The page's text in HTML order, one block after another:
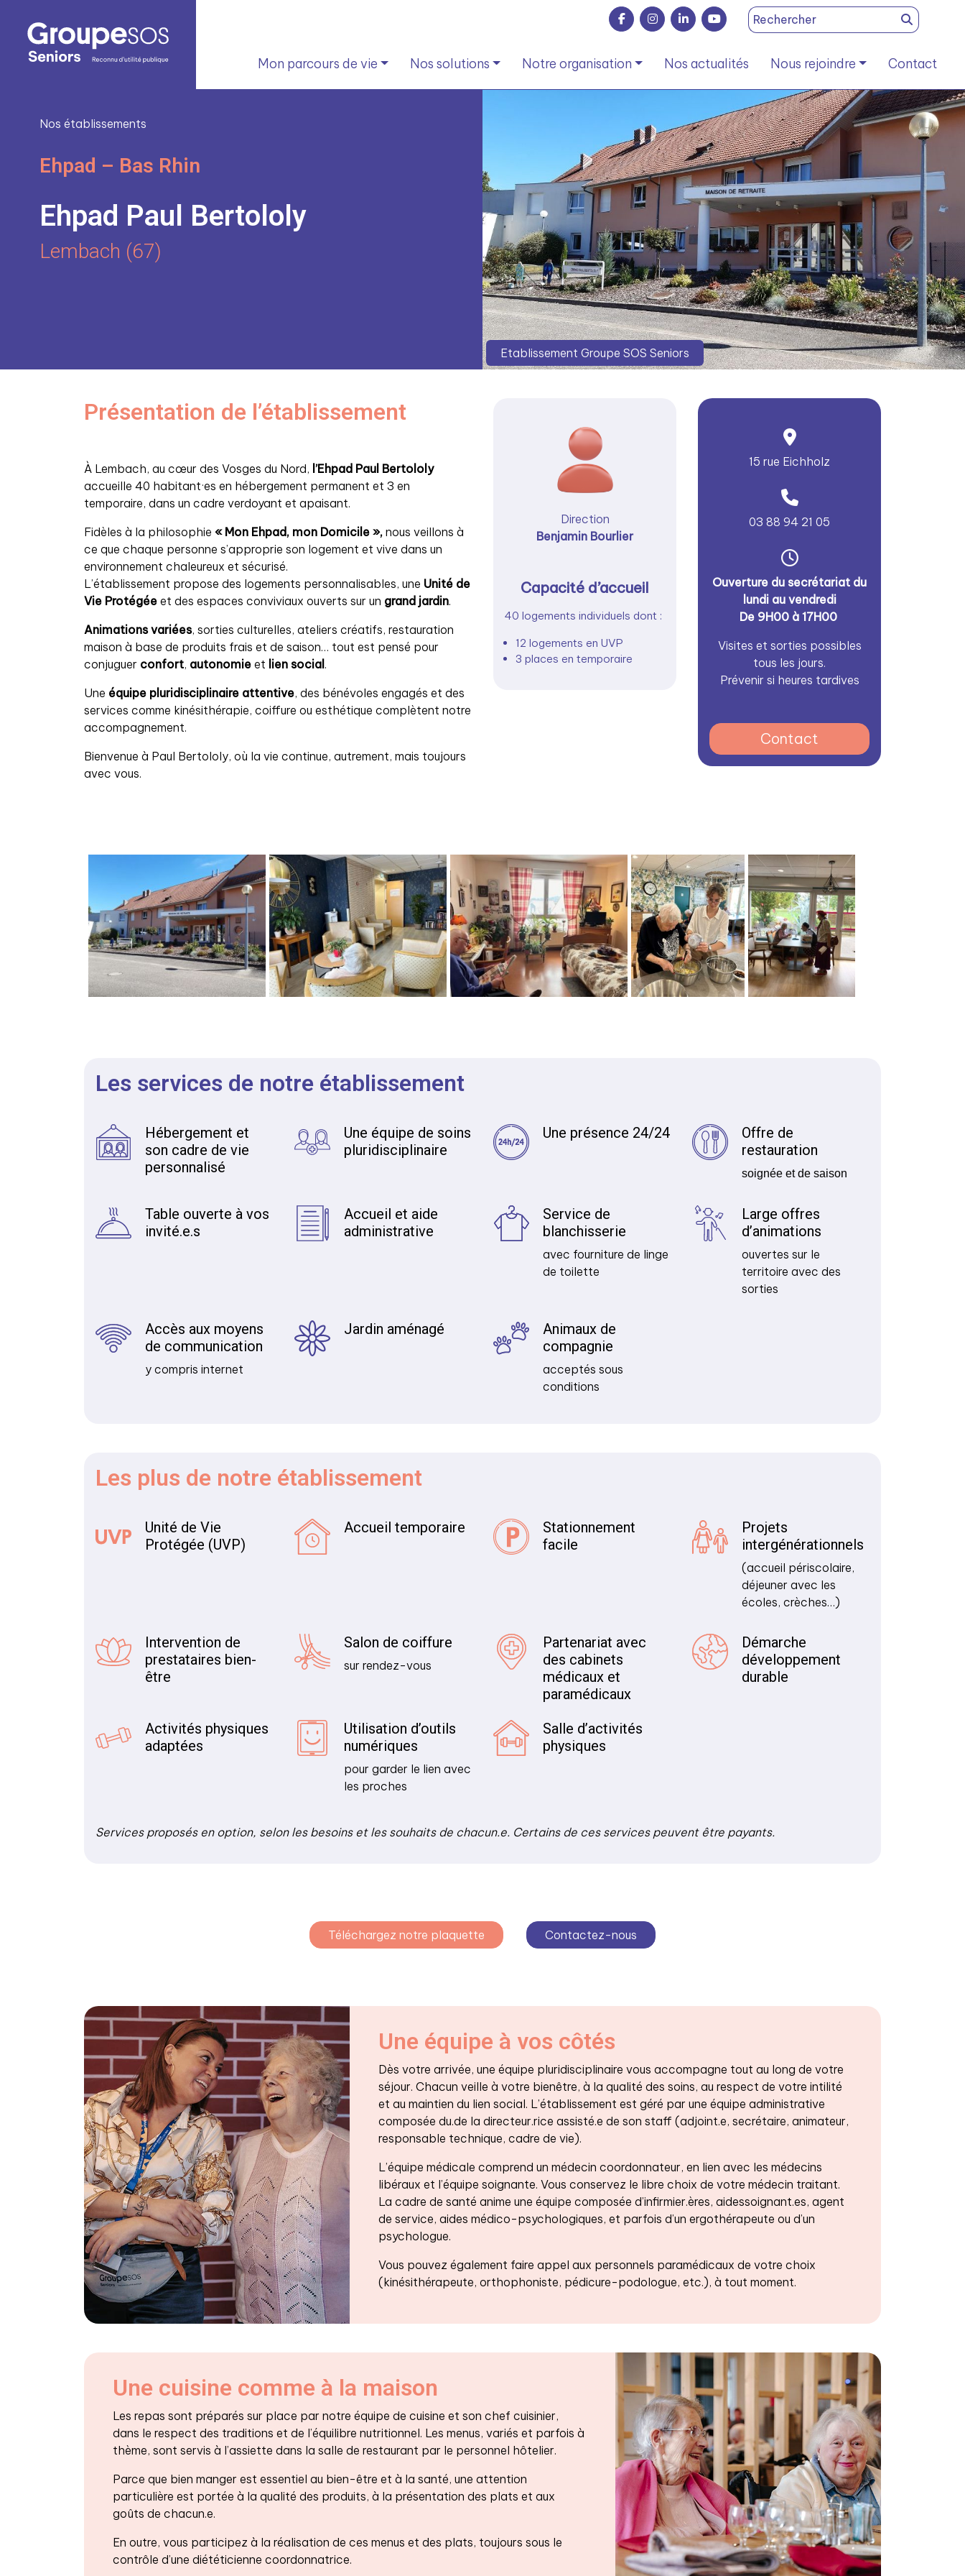
Search
for:
Mon parcours de vie Nos solutions Notre organisation Nos actualités Nous rejoindre Contact
Nos établissements
Ehpad – Bas Rhin
Ehpad Paul Bertololy
Lembach (67)
Etablissement Groupe SOS Seniors
Présentation de l’établissement
À Lembach, au cœur des Vosges du Nord, l’Ehpad Paul Bertololy
accueille 40 habitant·es en hébergement permanent et 3 en
temporaire, dans un cadre verdoyant et apaisant.
Fidèles à la philosophie « Mon Ehpad, mon Domicile », nous veillons à
ce que chaque personne s’approprie son logement et vive dans un
environnement chaleureux et sécurisé.
L’établissement propose des logements personnalisables, une Unité de
Vie Protégée et des espaces conviviaux ouverts sur un grand jardin.
Animations variées, sorties culturelles, ateliers créatifs, restauration
maison à base de produits frais et de saison… tout est pensé pour
conjuguer confort, autonomie et lien social .
Une équipe pluridisciplinaire attentive, des bénévoles engagés et des
services comme kinésithérapie, coiffure ou esthétique complètent notre
accompagnement.
Bienvenue à Paul Bertololy, où la vie continue, autrement, mais toujours
avec vous.
Direction
Benjamin Bourlier
Capacité d’accueil
40 logements individuels dont :
12 logements en UVP
3 places en temporaire
15 rue Eichholz
03 88 94 21 05
Ouverture du secrétariat du
lundi au vendredi
De 9H00 à 17H00
Visites et sorties possibles
tous les jours.
Prévenir si heures tardives
Contact
Les services de notre établissement
Hébergement et
son cadre de vie
personnalisé
Une équipe de soins
pluridisciplinaire
Une présence 24/24
Offre de
restauration
soignée et de saison
Table ouverte à vos
invité.e.s
Accueil et aide
administrative
Service de
blanchisserie
avec fourniture de linge
de toilette
Large offres
d’animations
ouvertes sur le
territoire avec des
sorties
Accès aux moyens
de communication
y compris internet
Jardin aménagé
Animaux de
compagnie
acceptés sous
conditions
Les plus de notre établissement
Unité de Vie
Protégée (UVP)
Accueil temporaire
Stationnement
facile
Projets
intergénérationnels
(accueil périscolaire,
déjeuner avec les
écoles, crèches…)
Intervention de
prestataires bien-
être
Salon de coiffure
sur rendez-vous
Partenariat avec
des cabinets
médicaux et
paramédicaux
Démarche
développement
durable
Activités physiques
adaptées
Utilisation d’outils
numériques
pour garder le lien avec
les proches
Salle d’activités
physiques
Services proposés en option, selon les besoins et les souhaits de chacun.e. Certains de ces services peuvent être payants.
Téléchargez notre plaquette Contactez-nous
Une équipe à vos côtés
Dès votre arrivée, une équipe pluridisciplinaire vous accompagne tout au long de votre
séjour. Chacun veille à votre bienêtre, à la qualité des soins, au respect de votre intilité
et au maintien du lien social. L’établissement est géré par une équipe administrative
composée du.de la directeur.rice assisté.e de son staff (adjoint.e, secrétaire, animateur,
responsable technique, cadre de vie).
L’équipe médicale comprend un médecin coordonnateur, en lien avec les médecins
libéraux et l’équipe soignante. Vous conservez le libre choix de votre médecin traitant.
La cadre de santé anime une équipe composée d’infirmier.ères, aidessoignant.es, agent
de service, aides médico-psychologiques, et parfois d’un ergothérapeute ou d’un
psychologue.
Vous pouvez également faire appel aux personnels paramédicaux de votre choix
(kinésithérapeute, orthophoniste, pédicure-podologue, etc.), à tout moment.
Une cuisine comme à la maison
Les repas sont préparés sur place par notre équipe de cuisine et son chef cuisinier,
dans le respect des traditions et de l’équilibre nutritionnel. Les menus, variés et parfois à
thème, sont servis à l’assiette dans la salle de restaurant par le personnel hôtelier.
Parce que bien manger est essentiel au bien-être et à la santé, une attention
particulière est portée à la qualité des produits, à la présentation des plats et aux
goûts de chacun.e.
En outre, vous participez à la réalisation de ces menus et des plats, toujours sous le
contrôle d’une diététicienne coordonnatrice.